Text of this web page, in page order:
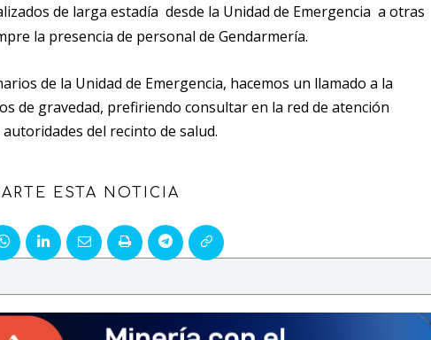
de larga estadía desde la Unidad de Emergencia a otras
la presencia de personal de Gendarmería.
de la Unidad de Emergencia, hacemos un llamado a la
de gravedad, prefiriendo consultar en la red de atención
autoridades del recinto de salud.
ESTA NOTICIA